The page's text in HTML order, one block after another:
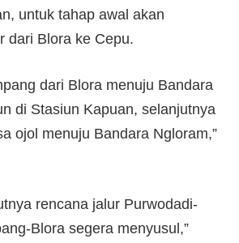
untuk tahap awal akan
dari Blora ke Cepu.
dari Blora menuju Bandara
di Stasiun Kapuan, selanjutnya
ojol menuju Bandara Ngloram,”
rencana jalur Purwodadi-
Blora segera menyusul,”